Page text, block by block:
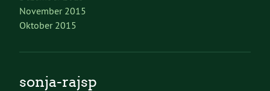
November 2015
Oktober 2015
sonja-rajsp